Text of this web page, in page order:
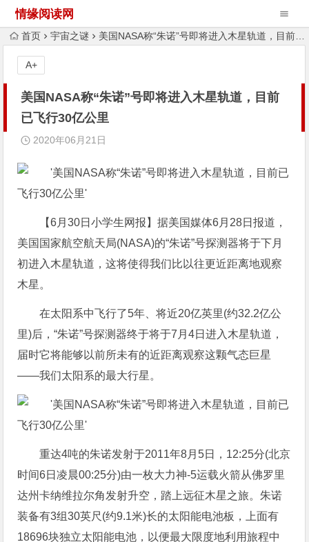
情缘阅读网
首页 宇宙之谜 美国NASA称“朱诺”号即将进入木星轨道，目前已飞行30亿公里
美国NASA称“朱诺”号即将进入木星轨道，目前
已飞行30亿公里
2020年06月21日
【6月30日小学生网报】据美国媒体6月28日报道，
美国国家航空航天局(NASA)的“朱诺”号探测器将于下月
初进入木星轨道，这将使得我们比以往更近距离地观察
木星。
在太阳系中飞行了5年、将近20亿英里(约32.2亿公
里)后，“朱诺”号探测器终于将于7月4日进入木星轨道，
届时它将能够以前所未有的近距离观察这颗气态巨星
——我们太阳系的最大行星。
重达4吨的朱诺发射于2011年8月5日，12:25分(北京
时间6日凌晨00:25分)由一枚大力神-5运载火箭从佛罗里
达州卡纳维拉尔角发射升空，踏上远征木星之旅。朱诺
装备有3组30英尺(约9.1米)长的太阳能电池板，上面有
18696块独立太阳能电池，以便最大限度地利用旅程中
A+